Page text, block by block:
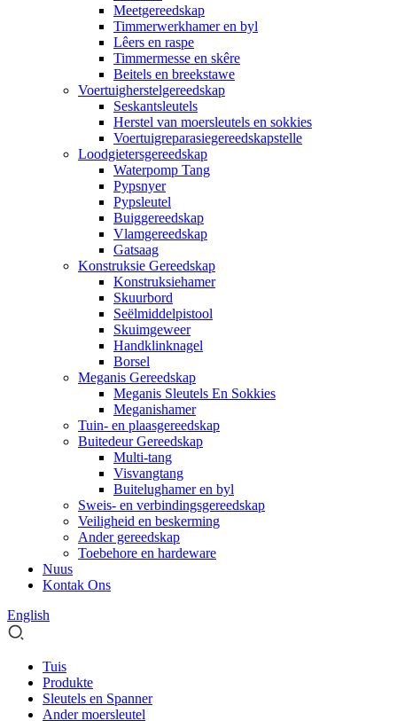
Meetgereedskap
Timmerwerkhamer en byl
Lêers en raspe
Timmermesse en skêre
Beitels en breekstawe
Voertuigherstelgereedskap
Seskantsleutels
Herstel van moersleutels en sokkies
Voertuigreparasiegereedskapstelle
Loodgietersgereedskap
Waterpomp Tang
Pypsnyer
Pypsleutel
Buiggereedskap
Vlamgereedskap
Gatsaag
Konstruksie Gereedskap
Konstruksiehamer
Skuurbord
Seëlmiddelpistool
Skuimgeweer
Handklinknagel
Borsel
Meganis Gereedskap
Meganis Sleutels En Sokkies
Meganishamer
Tuin- en plaasgereedskap
Buitedeur Gereedskap
Multi-tang
Visvangtang
Buitelughamer en byl
Sweis- en verbindingsgereedskap
Veiligheid en beskerming
Ander gereedskap
Toebehore en hardeware
Nuus
Kontak Ons
English
Tuis
Produkte
Sleutels en Spanner
Ander moersleutel